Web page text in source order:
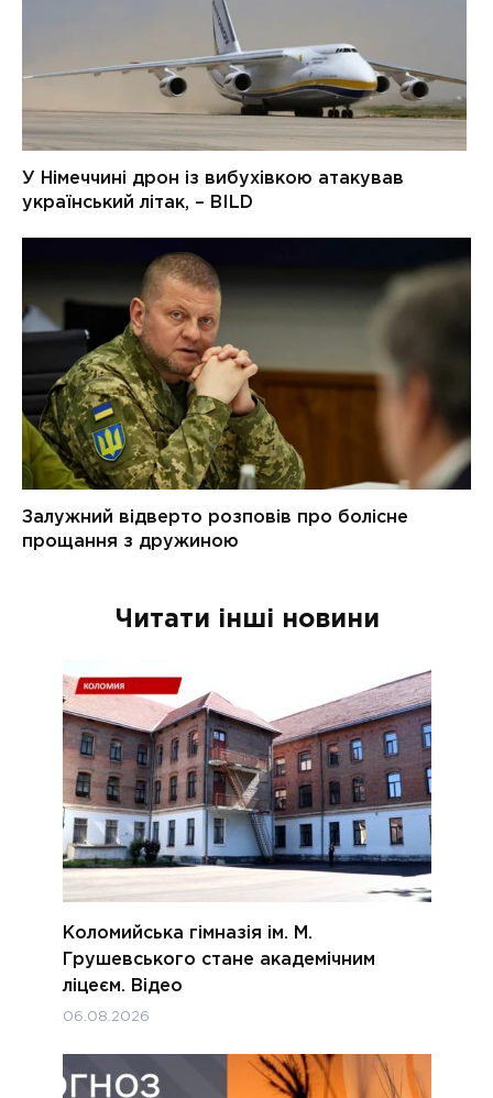
Читати інші новини
Коломийська гімназія ім. М.
Грушевського стане академічним
ліцеєм. Відео
06.08.2026